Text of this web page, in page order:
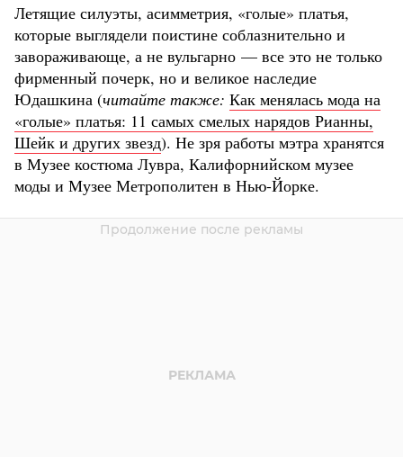
Летящие силуэты, асимметрия, «голые» платья,
которые выглядели поистине соблазнительно и
завораживающе, а не вульгарно — все это не только
фирменный почерк, но и великое наследие
Юдашкина (читайте также: Как менялась мода на
«голые» платья: 11 самых смелых нарядов Рианны,
Шейк и других звезд). Не зря работы мэтра хранятся
в Музее костюма Лувра, Калифорнийском музее
моды и Музее Метрополитен в Нью-Йорке.